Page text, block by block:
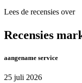
Lees de recensies over
Recensies
aangename service
25 juli 2026